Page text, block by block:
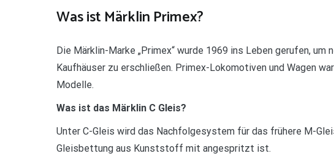
Was ist Märklin Primex?
Die Märklin-Marke „Primex“ wurde 1969 ins Leben gerufen,
Kaufhäuser zu erschließen. Primex-Lokomotiven und Wagen
Modelle.
Was ist das Märklin C Gleis?
Unter C-Gleis wird das Nachfolgesystem für das frühere M-
Gleisbettung aus Kunststoff mit angespritzt ist.